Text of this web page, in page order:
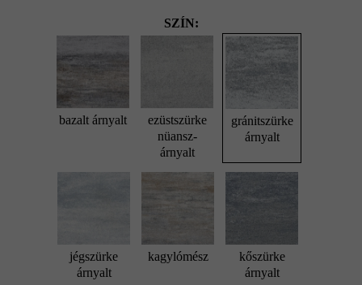
SZÍN:
bazalt árnyalt
ezüstszürke
nüansz-
árnyalt
gránitszürke
árnyalt
jégszürke
árnyalt
kagylómész
kőszürke
árnyalt